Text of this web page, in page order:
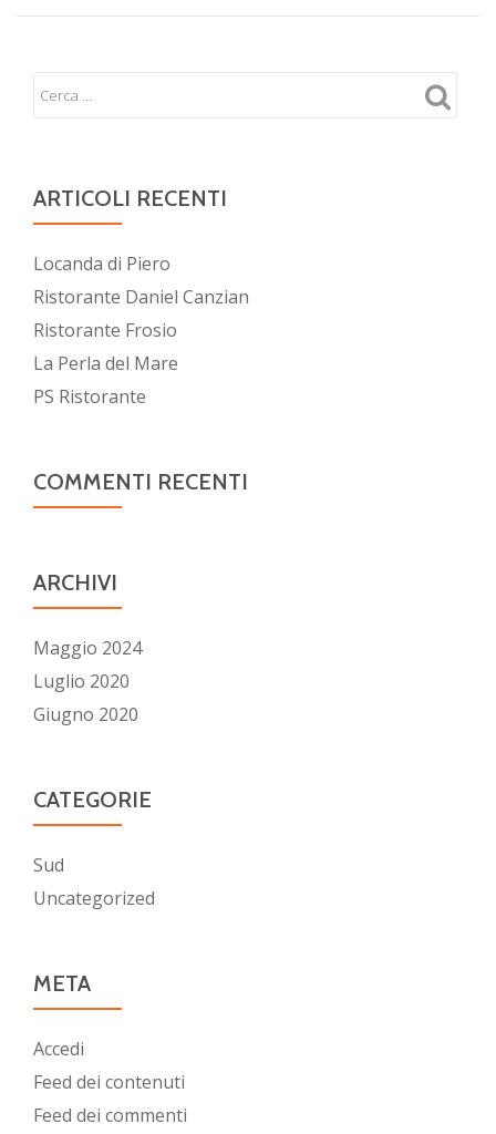
ARTICOLI RECENTI
Locanda di Piero
Ristorante Daniel Canzian
Ristorante Frosio
La Perla del Mare
PS Ristorante
COMMENTI RECENTI
ARCHIVI
Maggio 2024
Luglio 2020
Giugno 2020
CATEGORIE
Sud
Uncategorized
META
Accedi
Feed dei contenuti
Feed dei commenti